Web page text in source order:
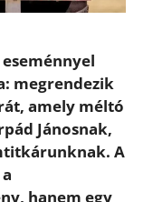
megrendezik
amely méltó
Jánosnak,
A
hanem egy